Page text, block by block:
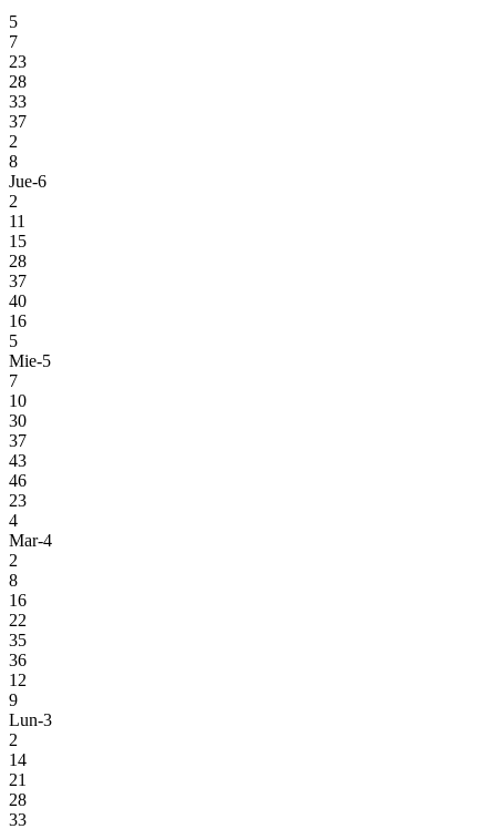
5
7
23
28
33
37
2
8
Jue-6
2
11
15
28
37
40
16
5
Mie-5
7
10
30
37
43
46
23
4
Mar-4
2
8
16
22
35
36
12
9
Lun-3
2
14
21
28
33